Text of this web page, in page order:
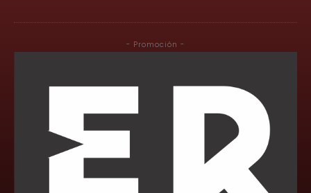
- Promoción -